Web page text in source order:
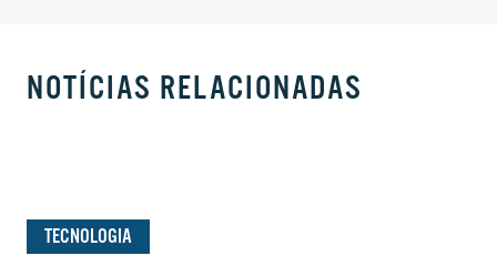
NOTÍCIAS RELACIONADAS
TECNOLOGIA